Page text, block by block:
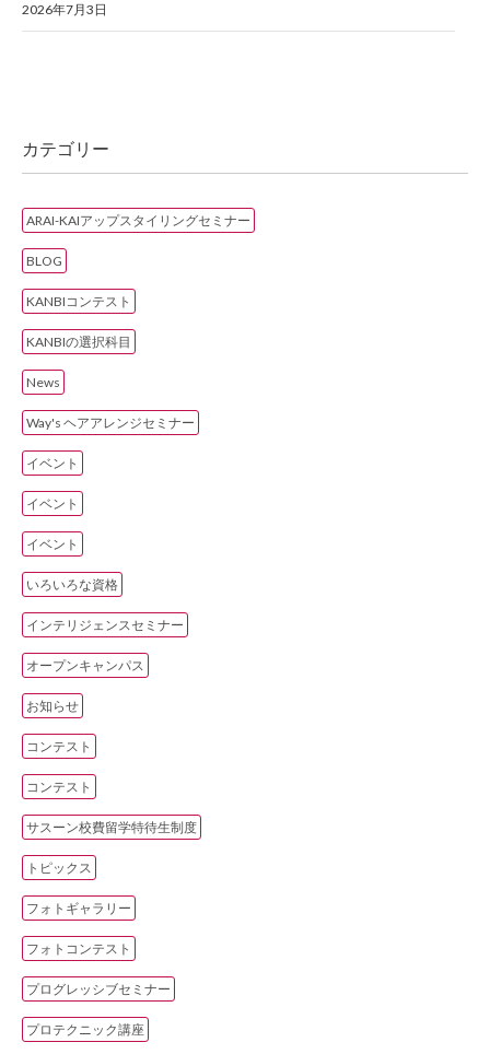
2026年7月3日
カテゴリー
ARAI-KAIアップスタイリングセミナー
BLOG
KANBIコンテスト
KANBIの選択科目
News
Way's ヘアアレンジセミナー
イベント
イベント
イベント
いろいろな資格
インテリジェンスセミナー
オープンキャンパス
お知らせ
コンテスト
コンテスト
サスーン校費留学特待生制度
トピックス
フォトギャラリー
フォトコンテスト
プログレッシブセミナー
プロテクニック講座